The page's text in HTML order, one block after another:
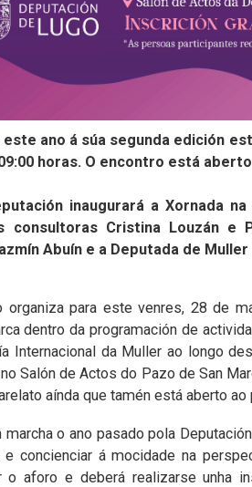
ano á súa segunda edición
horas. O encontro está
inaugurará a Xornada
consultoras Cristina Louzán e
Abuín e a Deputada de
organiza para este venres, 28 de
dentro da programación de
Internacional da Muller ao longo
Salón de Actos do Pazo de San
aínda que tamén está aberto
marcha o ano pasado pola
concienciar á mocidade na
o aforo e deberá realizarse unha